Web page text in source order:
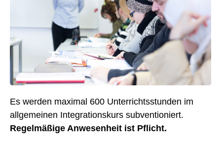
Es werden maximal 600 Unterrichtsstunden im
allgemeinen Integrationskurs subventioniert.
Regelmäßige Anwesenheit ist Pflicht.